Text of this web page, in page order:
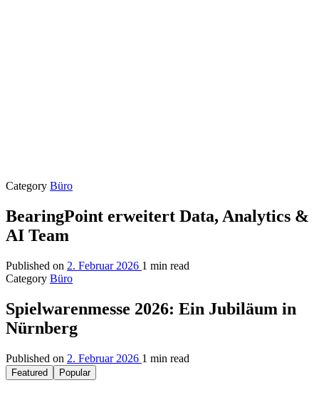
Category Büro
BearingPoint erweitert Data, Analytics &
AI Team
Published on 2. Februar 2026 1 min read
Category Büro
Spielwarenmesse 2026: Ein Jubiläum in
Nürnberg
Published on 2. Februar 2026 1 min read
Featured Popular